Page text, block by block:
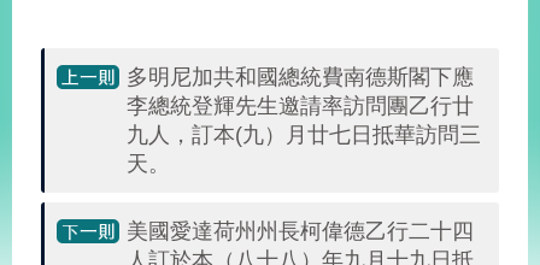
國
國
多明尼加共和國總統費南德斯閣下應
李總統登輝先生邀請率訪問團乙行廿
九人，訂本(九）月廿七日抵華訪問三
天。
美國愛達荷州州長柯偉德乙行二十四
人訂於本（八十八）年九月十九日抵